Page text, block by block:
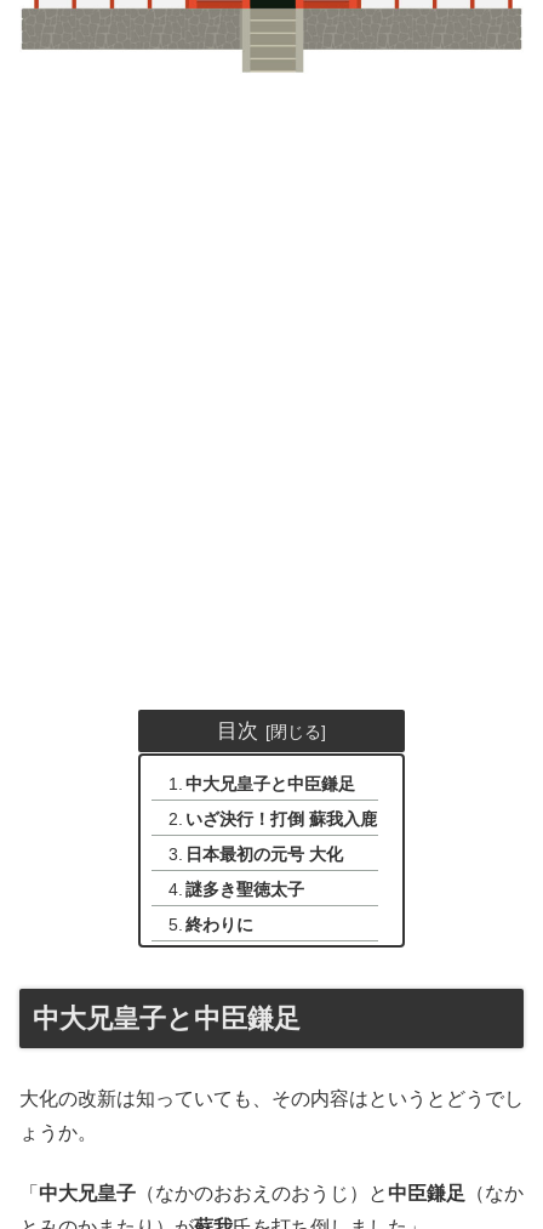
目次
中大兄皇子と中臣鎌足
いざ決行！打倒 蘇我入鹿
日本最初の元号 大化
謎多き聖徳太子
終わりに
中大兄皇子と中臣鎌足
大化の改新は知っていても、その内容はというとどうでし
ょうか。
「 中大兄皇子 （なかのおおえのおうじ）と 中臣鎌足
（なか